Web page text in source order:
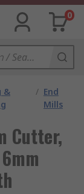
0
&
/ End
Mills
Cutter,